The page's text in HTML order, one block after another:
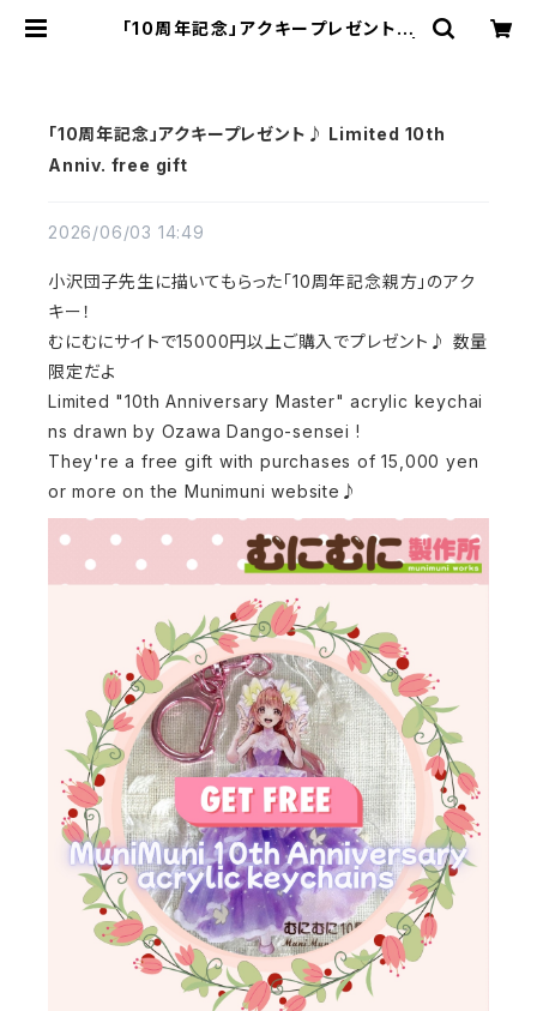
「10周年記念」アクキープレゼント♪
「10周年記念」アクキープレゼント♪ Limited 10th
Anniv. free gift
2026/06/03 14:49
小沢団子先生に描いてもらった「10周年記念親方」のアク
キー！
むにむにサイトで15000円以上ご購入でプレゼント♪ 数量
限定だよ
Limited "10th Anniversary Master" acrylic keychai
ns drawn by Ozawa Dango-sensei !
They're a free gift with purchases of 15,000 yen
or more on the Munimuni website♪